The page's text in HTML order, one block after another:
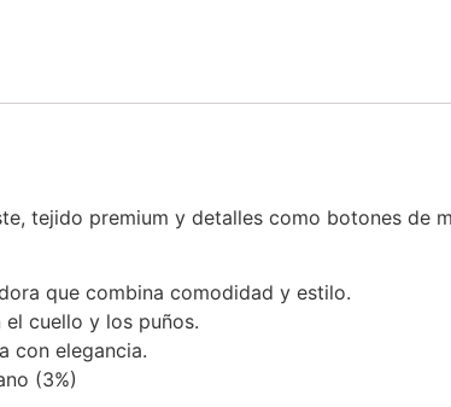
tejido premium y detalles como botones de
que combina comodidad y estilo.
cuello y los puños.
con elegancia.
(3%)